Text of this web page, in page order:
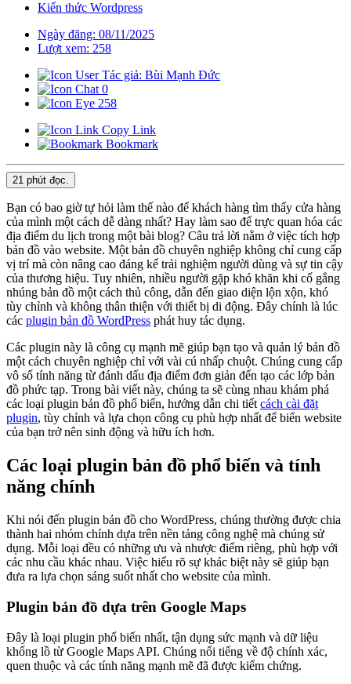
Kiến thức Wordpress
Ngày đăng: 08/11/2025
Lượt xem: 258
Tác giả: Bùi Mạnh Đức
0
258
Copy Link
Bookmark
21 phút đọc.
Bạn có bao giờ tự hỏi làm thế nào để khách hàng tìm thấy cửa hàng
của mình một cách dễ dàng nhất? Hay làm sao để trực quan hóa các
địa điểm du lịch trong một bài blog? Câu trả lời nằm ở việc tích hợp
bản đồ vào website. Một bản đồ chuyên nghiệp không chỉ cung cấp
vị trí mà còn nâng cao đáng kể trải nghiệm người dùng và sự tin cậy
của thương hiệu. Tuy nhiên, nhiều người gặp khó khăn khi cố gắng
nhúng bản đồ một cách thủ công, dẫn đến giao diện lộn xộn, khó
tùy chỉnh và không thân thiện với thiết bị di động. Đây chính là lúc
các plugin bản đồ WordPress phát huy tác dụng.
Các plugin này là công cụ mạnh mẽ giúp bạn tạo và quản lý bản đồ
một cách chuyên nghiệp chỉ với vài cú nhấp chuột. Chúng cung cấp
vô số tính năng từ đánh dấu địa điểm đơn giản đến tạo các lớp bản
đồ phức tạp. Trong bài viết này, chúng ta sẽ cùng nhau khám phá
các loại plugin bản đồ phổ biến, hướng dẫn chi tiết cách cài đặt
plugin, tùy chỉnh và lựa chọn công cụ phù hợp nhất để biến website
của bạn trở nên sinh động và hữu ích hơn.
Các loại plugin bản đồ phổ biến và tính
năng chính
Khi nói đến plugin bản đồ cho WordPress, chúng thường được chia
thành hai nhóm chính dựa trên nền tảng công nghệ mà chúng sử
dụng. Mỗi loại đều có những ưu và nhược điểm riêng, phù hợp với
các nhu cầu khác nhau. Việc hiểu rõ sự khác biệt này sẽ giúp bạn
đưa ra lựa chọn sáng suốt nhất cho website của mình.
Plugin bản đồ dựa trên Google Maps
Đây là loại plugin phổ biến nhất, tận dụng sức mạnh và dữ liệu
khổng lồ từ Google Maps API. Chúng nổi tiếng về độ chính xác,
quen thuộc và các tính năng mạnh mẽ đã được kiểm chứng.